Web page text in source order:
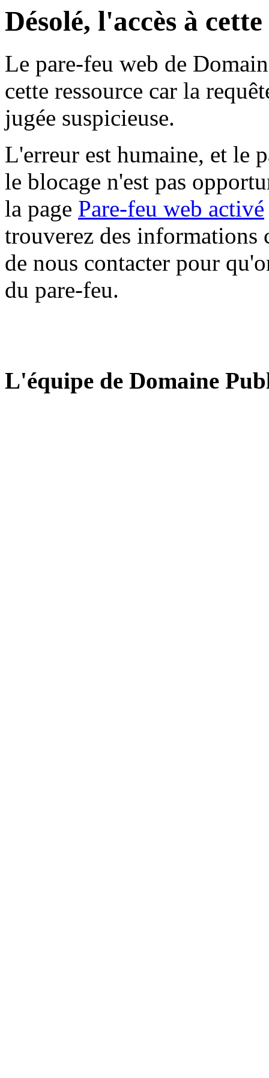
Désolé, l'accès à
Le pare-feu web de
cette ressource car la
jugée suspicieuse.
L'erreur est humaine, et le
le blocage n'est pas
la page Pare-feu web activé
trouverez des informations
de nous contacter pour
du pare-feu.
L'équipe de Domaine